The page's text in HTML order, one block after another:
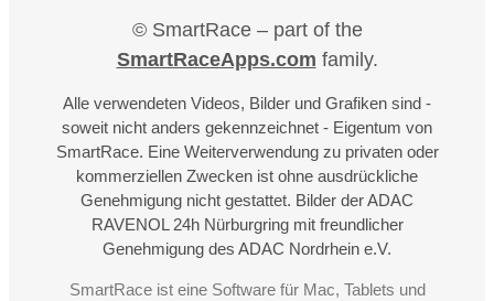
© SmartRace – part of the
SmartRaceApps.com family.
Alle verwendeten Videos, Bilder und Grafiken sind -
soweit nicht anders gekennzeichnet - Eigentum von
SmartRace. Eine Weiterverwendung zu privaten oder
kommerziellen Zwecken ist ohne ausdrückliche
Genehmigung nicht gestattet. Bilder der ADAC
RAVENOL 24h Nürburgring mit freundlicher
Genehmigung des ADAC Nordrhein e.V.
SmartRace ist eine Software für Mac, Tablets und